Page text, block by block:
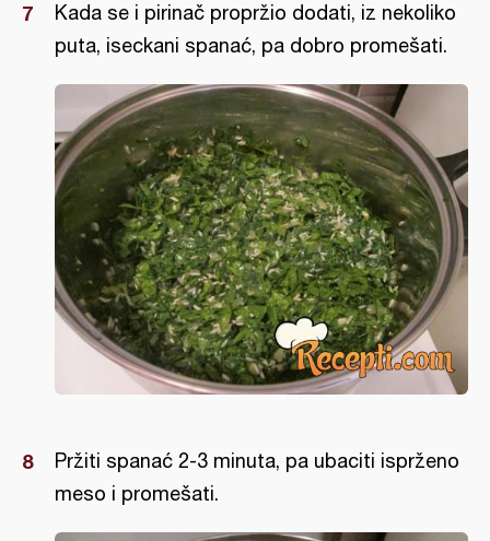
Kada se i pirinač propržio dodati, iz nekoliko
puta, iseckani spanać, pa dobro promešati.
Pržiti spanać 2-3 minuta, pa ubaciti isprženo
meso i promešati.